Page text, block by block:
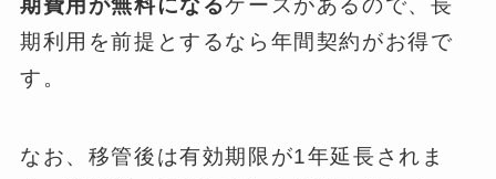
期費用が無料になるケースがあるので、長
期利用を前提とするなら年間契約がお得で
す。
なお、移管後は有効期限が1年延長されま